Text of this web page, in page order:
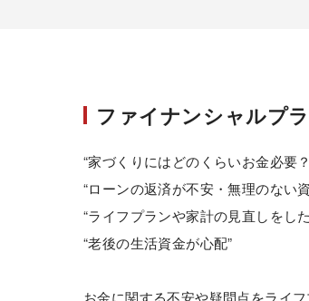
ファイナンシャルプ
“家づくりにはどのくらいお金必要
“ローンの返済が不安・無理のない
“ライフプランや家計の見直しをし
“老後の生活資金が心配”
お金に関する不安や疑問点をライ